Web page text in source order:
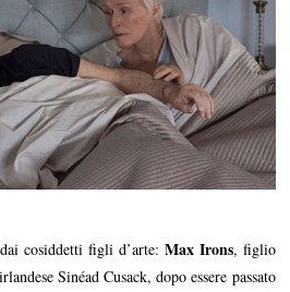
cosiddetti figli d’arte: Max Irons, figlio
Sinéad Cusack, dopo essere passato